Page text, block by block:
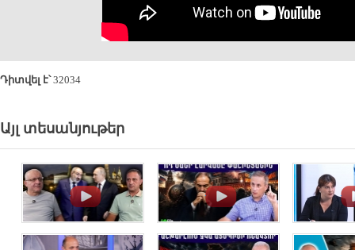
Դիտվել է՝32034
Այլ տեսանյութեր
. . .